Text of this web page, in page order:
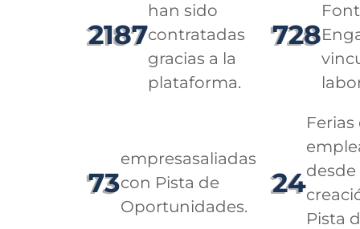
2187
han sido
contratadas
gracias a la
plataforma.
728
73
empresasaliadas
con Pista de
Oportunidades.
24
Ferias
desde
Pista